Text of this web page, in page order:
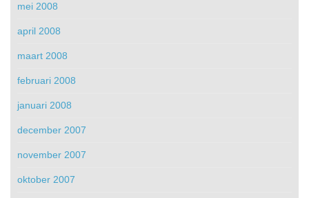
mei 2008
april 2008
maart 2008
februari 2008
januari 2008
december 2007
november 2007
oktober 2007